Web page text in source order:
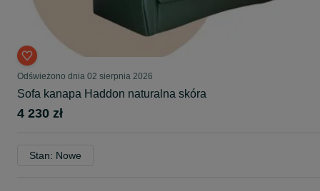
Odświeżono dnia 02 sierpnia 2026
Sofa kanapa Haddon naturalna skóra
4 230 zł
Stan: Nowe